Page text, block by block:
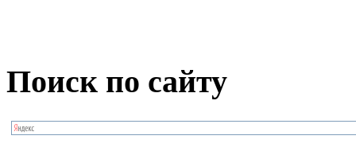
Поиск по сайту